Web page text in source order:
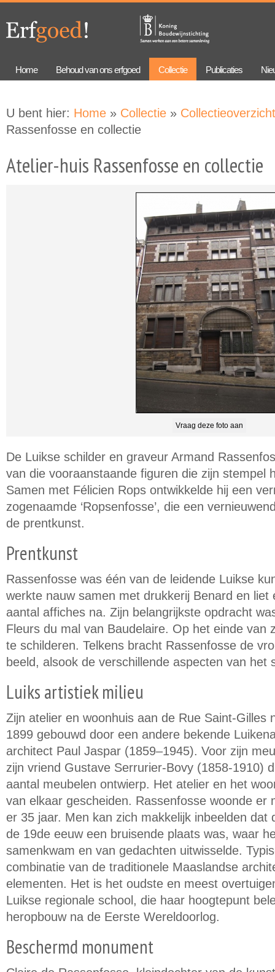
gaan
navigation
Home Behoud van ons erfgoed Collectie Publicaties
U bent hier: Home » Collectie » Collectieoverzicht
Rassenfosse en collectie
Atelier-huis Rassenfosse en collectie
Vraag deze foto aan
De Luikse schilder en graveur Armand
van die vooraanstaande figuren die zijn stempel
Samen met Félicien Rops ontwikkelde hij een
zogenaamde ‘Ropsenfosse’, die een
de prentkunst.
Prentkunst
Rassenfosse was één van de leidende Luikse
werkte nauw samen met drukkerij Benard en liet
aantal affiches na. Zijn belangrijkste opdracht
Fleurs du mal van Baudelaire. Op het einde van
te schilderen. Telkens bracht Rassenfosse de
beeld, alsook de verschillende aspecten van het
Luiks artistiek milieu
Zijn atelier en woonhuis aan de Rue Saint-Gilles
1899 gebouwd door een andere bekende
architect Paul Jaspar (1859–1945). Voor zijn
zijn vriend Gustave Serrurier-Bovy (1858-1910)
aantal meubelen ontwierp. Het atelier en het
van elkaar gescheiden. Rassenfosse woonde er
er 35 jaar. Men kan zich makkelijk inbeelden dat
de 19de eeuw een bruisende plaats was, waar
samenkwam en van gedachten uitwisselde.
combinatie van de traditionele Maaslandse
elementen. Het is het oudste en meest
Luikse regionale school, die haar hoogtepunt
heropbouw na de Eerste Wereldoorlog.
Beschermd monument